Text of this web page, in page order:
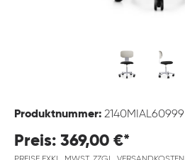
Produktnummer: 2140MIAL60999
Preis: 369,00 €*